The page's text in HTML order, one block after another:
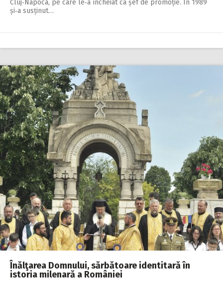
Cluj‑Napoca, pe care le‑a încheiat ca șef de promoție. În 1989
și‑a susținut…
Înălţarea Domnului, sărbătoare identitară în
istoria milenară a României